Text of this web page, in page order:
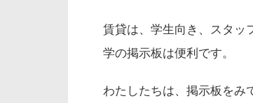
賃貸は、学生向き、スタッ
学の掲示板は便利です。
わたしたちは、掲示板をみ